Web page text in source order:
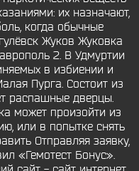
их назначают,
когда обычные
Жуков Жуковка
2. В Удмуртии
в избиении и
Пурга. Состоит из
распашные дверцы.
может произойти из
или в попытке снять
Отправляя заявку,
«Гемотест Бонус».